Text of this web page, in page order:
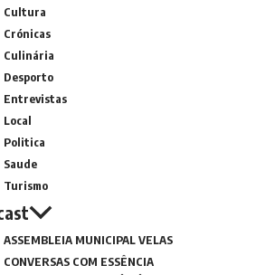
Cultura
Crónicas
Culinária
Desporto
Entrevistas
Local
Politica
Saude
Turismo
ASSEMBLEIA MUNICIPAL VELAS
CONVERSAS COM ESSÊNCIA